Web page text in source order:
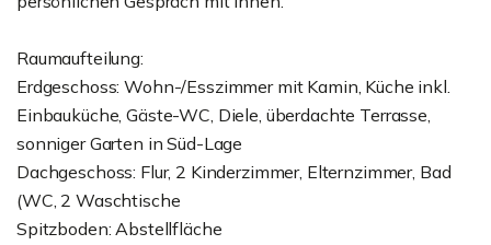
Raumaufteilung:
Erdgeschoss: Wohn-/Esszimmer mit Kamin, Küche inkl.
Einbauküche, Gäste-WC, Diele, überdachte Terrasse,
sonniger Garten in Süd-Lage
Dachgeschoss: Flur, 2 Kinderzimmer, Elternzimmer, Bad
(WC, 2 Waschtische
Spitzboden: Abstellfläche